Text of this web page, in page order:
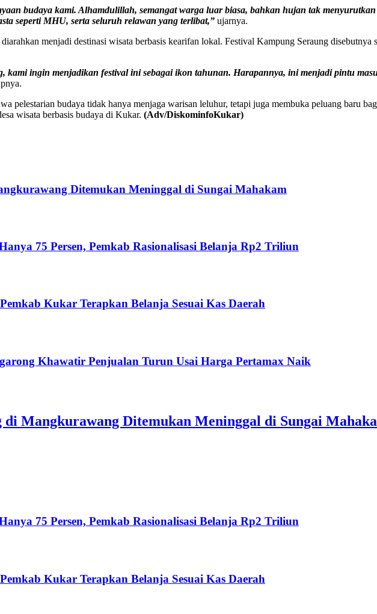
budaya kami. Alhamdulillah, semangat warga luar biasa, bahkan hujan tak
seperti MHU, serta seluruh relawan yang terlibat,” ujarnya.
menjadi destinasi wisata berbasis kearifan lokal. Festival Kampung Seraung
kami ingin menjadikan festival ini sebagai ikon tahunan. Harapannya, ini menjadi pintu
pelestarian budaya tidak hanya menjaga warisan leluhur, tetapi juga membuka peluang baru
wisata berbasis budaya di Kukar. (Adv/DiskominfoKukar)
Ditemukan Meninggal di Sungai Mahakam
75 Persen, Pemkab Rasionalisasi Belanja Rp2 Triliun
Kukar Terapkan Belanja Sesuai Kas Daerah
Khawatir Penjualan Turun Usai Harga Pertamax Naik
Mangkurawang Ditemukan Meninggal di Sungai
75 Persen, Pemkab Rasionalisasi Belanja Rp2 Triliun
Kukar Terapkan Belanja Sesuai Kas Daerah